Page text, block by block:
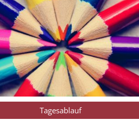
Tagesablauf